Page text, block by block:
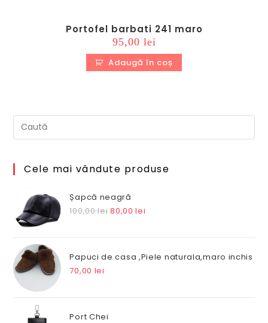
Portofel barbati 241 maro
95,00 lei
Adaugă în coș
Cele mai vândute produse
Șapcă neagră
100,00lei Prețul
fost:
80,00lei
80,00 lei.
Papuci de casa ,Piele naturala,maro inchis
70,00 lei
Port Chei